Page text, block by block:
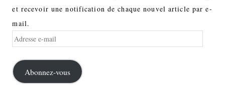
et recevoir une notification de chaque nouvel article par e-
mail.
Adresse
mail
Abonnez-vous